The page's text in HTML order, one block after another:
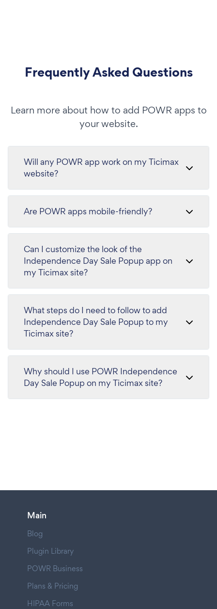
Frequently Asked Questions
Learn more about how to add POWR apps to
your website.
Will any POWR app work on my Ticimax
website?
Are POWR apps mobile-friendly?
Can I customize the look of the
Independence Day Sale Popup app on
my Ticimax site?
What steps do I need to follow to add
Independence Day Sale Popup to my
Ticimax site?
Why should I use POWR Independence
Day Sale Popup on my Ticimax site?
Main
Blog
Plugin Library
POWR Business
Plans & Pricing
HIPAA Forms